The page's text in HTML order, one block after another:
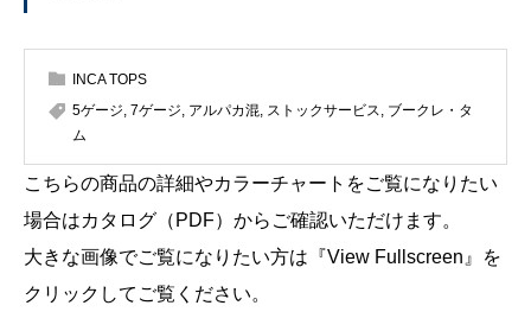
INCA TOPS
5ゲージ, 7ゲージ, アルパカ混, ストックサービス, ブークレ・タ
ム
こちらの商品の詳細やカラーチャートをご覧になりたい
場合はカタログ（PDF）からご確認いただけます。
大きな画像でご覧になりたい方は『View Fullscreen』を
クリックしてご覧ください。